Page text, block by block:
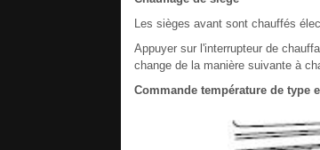
Les sièges avant sont chauffés
Appuyer sur l'interrupteur de
change de la manière suivante à
Commande température de type